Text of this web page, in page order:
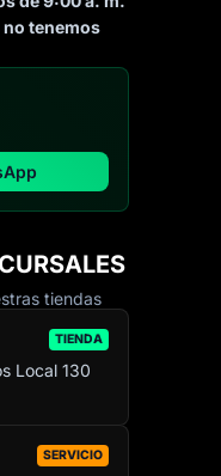
tenemos
tiendas
TIENDA
Local 130
SERVICIO